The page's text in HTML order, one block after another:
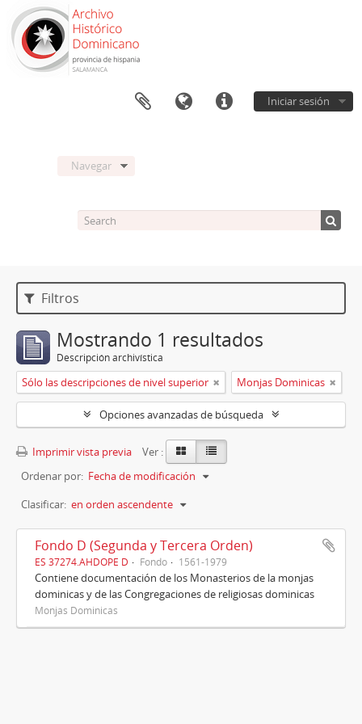
Iniciar sesión
Navegar
Filtros
Mostrando 1 resultados
Descripción archivística
Sólo las descripciones de nivel superior Monjas Dominicas
Opciones avanzadas de búsqueda
Imprimir vista previa
Ver :
Ordenar por: Fecha de modificación
Clasificar: en orden ascendente
Fondo D (Segunda y Tercera Orden)
ES 37274.AHDOPE D Fondo 1561-1979
Contiene documentación de los Monasterios de la monjas
dominicas y de las Congregaciones de religiosas dominicas
Monjas Dominicas